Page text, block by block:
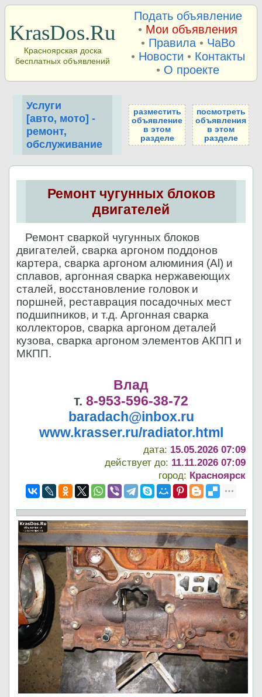
KrasDos.Ru
Красноярская доска
бесплатных объявлений
Подать объявление
• Мои объявления
• Правила• ЧаВо
• Новости • Контакты
• О проекте
Услуги
[авто, мото] -
ремонт,
обслуживание
разместить
объявление
в этом
разделе
посмотреть
объявления
в этом
разделе
Ремонт чугунных блоков
двигателей
Ремонт сваркой чугунных блоков
двигателей, сварка аргоном поддонов
картера, сварка аргоном алюминия (Al) и
сплавов, аргонная сварка нержавеющих
сталей, восстановление головок и
поршней, реставрация посадочных мест
подшипников, и т.д. Аргонная сварка
коллекторов, сварка аргоном деталей
кузова, сварка аргоном элементов АКПП и
МКПП.
Влад
т. 8-953-596-38-72
baradach@inbox.ru
www.krasser.ru/radiator.html
дата: 15.05.2026 07:09
действует до: 11.11.2026 07:09
город: Красноярск